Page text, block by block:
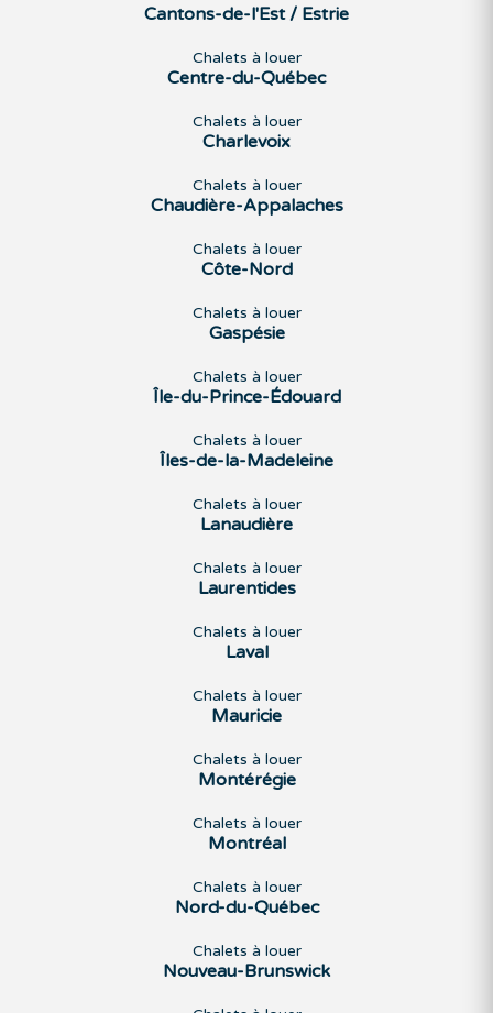
Cantons-de-l'Est / Estrie
Chalets à louer
Centre-du-Québec
Chalets à louer
Charlevoix
Chalets à louer
Chaudière-Appalaches
Chalets à louer
Côte-Nord
Chalets à louer
Gaspésie
Chalets à louer
Île-du-Prince-Édouard
Chalets à louer
Îles-de-la-Madeleine
Chalets à louer
Lanaudière
Chalets à louer
Laurentides
Chalets à louer
Laval
Chalets à louer
Mauricie
Chalets à louer
Montérégie
Chalets à louer
Montréal
Chalets à louer
Nord-du-Québec
Chalets à louer
Nouveau-Brunswick